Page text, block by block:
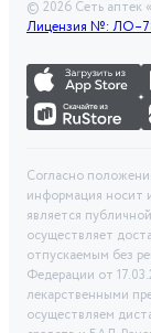
© 2026 Сеть аптек
Лицензия №:
Согласно
информация носит
является
осуществляет
отпускаемым без
Федерации от
лекарственными
осуществляем